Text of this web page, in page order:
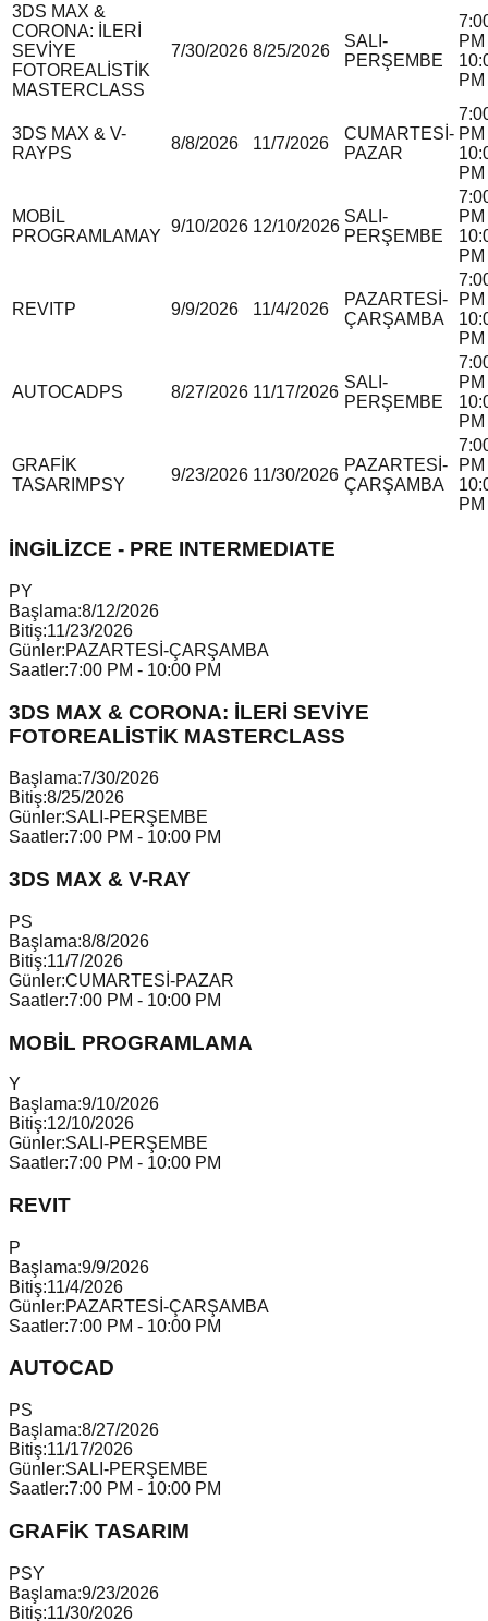
3DS MAX &
CORONA: İLERİ
SEVİYE
FOTOREALİSTİK
MASTERCLASS
7/30/2026 8/25/2026
SALI-
PERŞEMBE
PM
PM
3DS MAX & V-
RAYPS
8/8/2026 11/7/2026
CUMARTESİ-
PAZAR
PM
PM
MOBİL
PROGRAMLAMAY
9/10/2026 12/10/2026
SALI-
PERŞEMBE
PM
PM
REVITP 9/9/2026 11/4/2026
PAZARTESİ-
ÇARŞAMBA
PM
PM
AUTOCADPS 8/27/2026 11/17/2026
SALI-
PERŞEMBE
PM
PM
GRAFİK
TASARIM PSY
9/23/2026 11/30/2026
PAZARTESİ-
ÇARŞAMBA
PM
PM
İNGİLİZCE - PRE INTERMEDIATE
PY
Başlama:8/12/2026
Bitiş:11/23/2026
Günler:PAZARTESİ-ÇARŞAMBA
Saatler:7:00 PM - 10:00 PM
3DS MAX & CORONA: İLERİ SEVİYE
FOTOREALİSTİK MASTERCLASS
Başlama:7/30/2026
Bitiş:8/25/2026
Günler:SALI-PERŞEMBE
Saatler:7:00 PM - 10:00 PM
3DS MAX & V-RAY
PS
Başlama:8/8/2026
Bitiş:11/7/2026
Günler:CUMARTESİ-PAZAR
Saatler:7:00 PM - 10:00 PM
MOBİL PROGRAMLAMA
Y
Başlama:9/10/2026
Bitiş:12/10/2026
Günler:SALI-PERŞEMBE
Saatler:7:00 PM - 10:00 PM
REVIT
P
Başlama:9/9/2026
Bitiş:11/4/2026
Günler:PAZARTESİ-ÇARŞAMBA
Saatler:7:00 PM - 10:00 PM
AUTOCAD
PS
Başlama:8/27/2026
Bitiş:11/17/2026
Günler:SALI-PERŞEMBE
Saatler:7:00 PM - 10:00 PM
GRAFİK TASARIM
PSY
Başlama:9/23/2026
Bitiş:11/30/2026